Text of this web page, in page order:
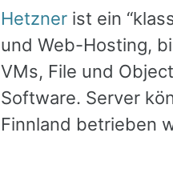
Hetzner ist ein
und Web-Hosting,
VMs, File und
Software. Server
Finnland betrieben